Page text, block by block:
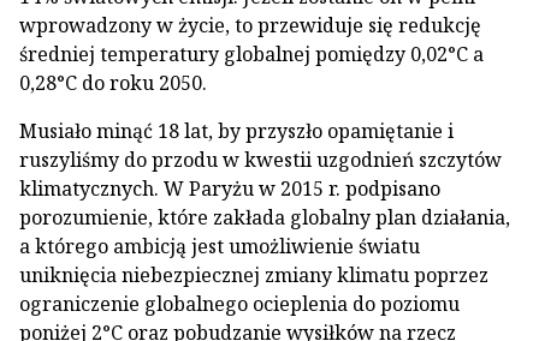
wprowadzony w życie, to przewiduje się redukcję
średniej temperatury globalnej pomiędzy 0,02°C a
0,28°C do roku 2050.
Musiało minąć 18 lat, by przyszło opamiętanie i
ruszyliśmy do przodu w kwestii uzgodnień szczytów
klimatycznych. W Paryżu w 2015 r. podpisano
porozumienie, które zakłada globalny plan działania,
a którego ambicją jest umożliwienie światu
uniknięcia niebezpiecznej zmiany klimatu poprzez
ograniczenie globalnego ocieplenia do poziomu
poniżej 2°C oraz pobudzanie wysiłków na rzecz